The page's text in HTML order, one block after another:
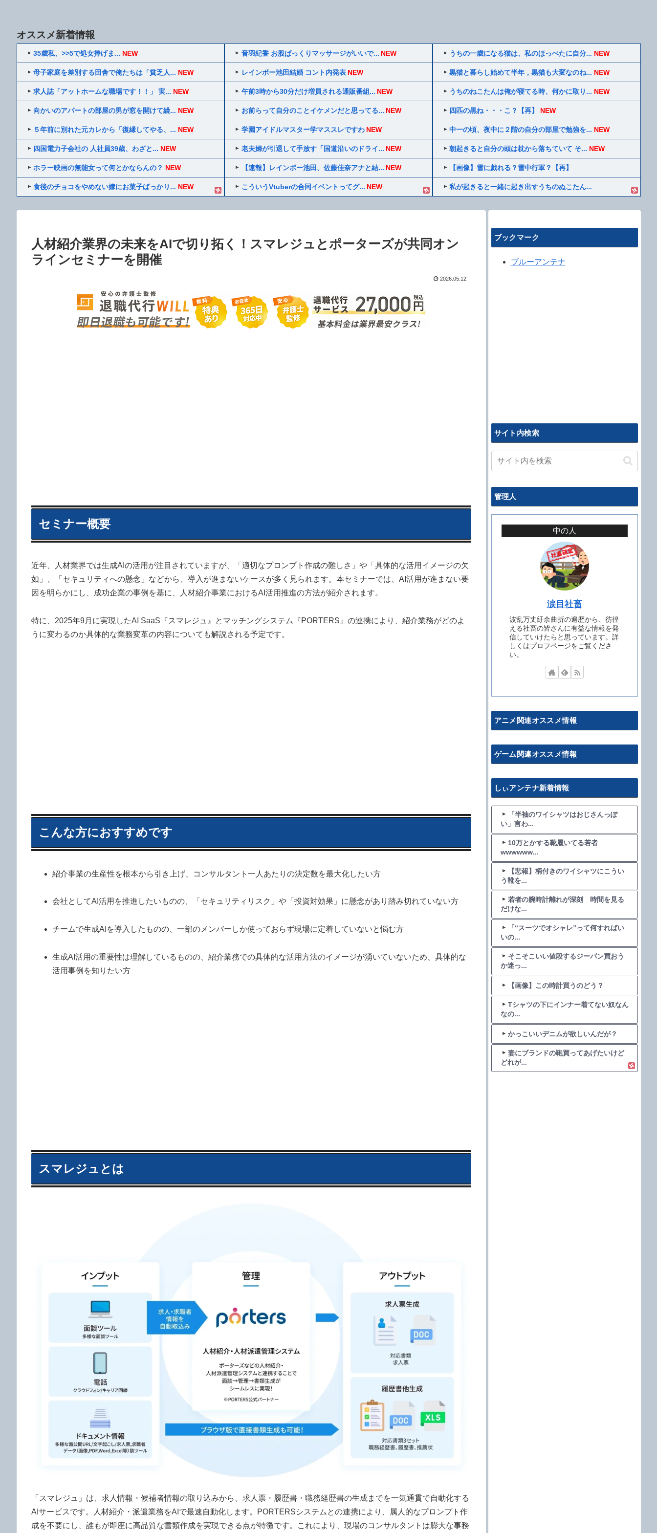
オススメ新着情報
35歳私、>>5で処女捧げま... NEW
母子家庭を差別する田舎で俺たちは「貧乏人... NEW
求人誌「アットホームな職場です！！」 実... NEW
向かいのアパートの部屋の男が窓を開けて繰... NEW
５年前に別れた元カレから「復縁してやる、... NEW
四国電力子会社の 人社員39歳、わざと... NEW
ホラー映画の無能女って何とかならんの？ NEW
食後のチョコをやめない嫁にお菓子ばっかり... NEW
音羽紀香 お股ぱっくりマッサージがいいで... NEW
レインボー池田結婚 コント内発表 NEW
午前3時から30分だけ増員される通販番組... NEW
お前らって自分のことイケメンだと思ってる... NEW
学園アイドルマスター学マススレですわ NEW
老夫婦が引退して手放す「国道沿いのドライ... NEW
【速報】レインボー池田、佐藤佳奈アナと結... NEW
こういうVtuberの合同イベントってグ... NEW
うちの一歳になる猫は、私のほっぺたに自分... NEW
黒猫と暮らし始めて半年，黒猫も大変なのね... NEW
うちのねこたんは俺が寝てる時、何かに取り... NEW
四匹の黒ね・・・こ？【再】 NEW
中一の頃、夜中に２階の自分の部屋で勉強を... NEW
朝起きると自分の頭は枕から落ちていて そ... NEW
【画像】雪に戯れる？雪中行軍？【再】
私が起きると一緒に起き出すうちのぬこたん...
人材紹介業界の未来をAIで切り拓く！スマレジュとポーターズが共同オン
ラインセミナーを開催
2026.05.12
セミナー概要
近年、人材業界では生成AIの活用が注目されていますが、「適切なプロンプト作成の難しさ」や「具体的な活用イメージの欠
如」、「セキュリティへの懸念」などから、導入が進まないケースが多く見られます。本セミナーでは、AI活用が進まない要
因を明らかにし、成功企業の事例を基に、人材紹介事業におけるAI活用推進の方法が紹介されます。
特に、2025年9月に実現したAI SaaS『スマレジュ』とマッチングシステム『PORTERS』の連携により、紹介業務がどのよ
うに変わるのか具体的な業務変革の内容についても解説される予定です。
こんな方におすすめです
紹介事業の生産性を根本から引き上げ、コンサルタント一人あたりの決定数を最大化したい方
会社としてAI活用を推進したいものの、「セキュリティリスク」や「投資対効果」に懸念があり踏み切れていない方
チームで生成AIを導入したものの、一部のメンバーしか使っておらず現場に定着していないと悩む方
生成AI活用の重要性は理解しているものの、紹介業務での具体的な活用方法のイメージが湧いていないため、具体的な
活用事例を知りたい方
スマレジュとは
「スマレジュ」は、求人情報・候補者情報の取り込みから、求人票・履歴書・職務経歴書の生成までを一気通貫で自動化する
AIサービスです。人材紹介・派遣業務をAIで最速自動化します。PORTERSシステムとの連携により、属人的なプロンプト作
成を不要にし、誰もが即座に高品質な書類作成を実現できる点が特徴です。これにより、現場のコンサルタントは膨大な事務
ブックマーク
ブルーアンテナ
サイト内検索
管理人
中の人
涙目社畜
波乱万丈紆余曲折の遍歴から、彷徨
える社畜の皆さんに有益な情報を発
信していけたらと思っています。詳
しくはプロフページをご覧くださ
い。
アニメ関連オススメ情報
ゲーム関連オススメ情報
しぃアンテナ新着情報
「半袖のワイシャツはおじさんっぽ
い」言わ...
10万とかする靴履いてる若者
wwwwww...
【悲報】柄付きのワイシャツにこうい
う靴を...
若者の腕時計離れが深刻 時間を見る
だけな...
「“スーツでオシャレ”って何すればい
いの...
そこそこいい値段するジーパン買おう
か迷っ...
【画像】この時計買うのどう？
Tシャツの下にインナー着てない奴なん
なの...
かっこいいデニムが欲しいんだが？
妻にブランドの鞄買ってあげたいけど
どれが...